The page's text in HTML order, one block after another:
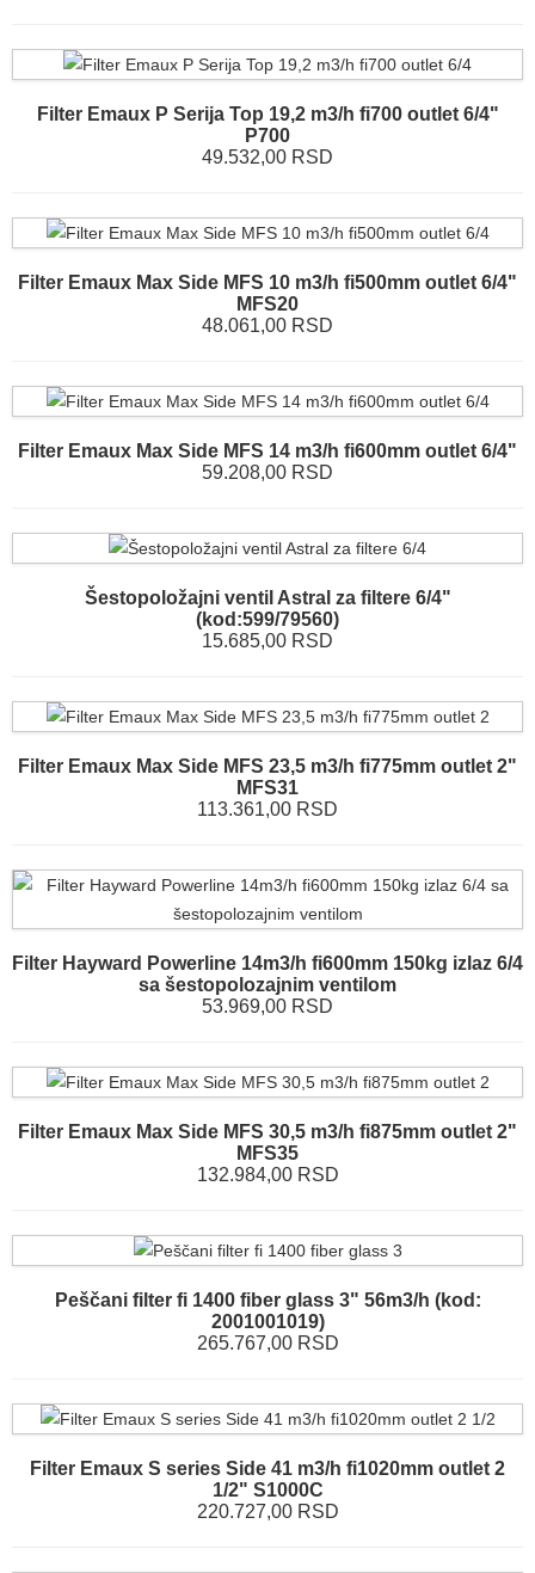
Filter Emaux P Serija Top 19,2 m3/h fi700 outlet 6/4"
P700
49.532,00 RSD
Filter Emaux Max Side MFS 10 m3/h fi500mm outlet 6/4"
MFS20
48.061,00 RSD
Filter Emaux Max Side MFS 14 m3/h fi600mm outlet 6/4"
59.208,00 RSD
Šestopoložajni ventil Astral za filtere 6/4"
(kod:599/79560)
15.685,00 RSD
Filter Emaux Max Side MFS 23,5 m3/h fi775mm outlet 2"
MFS31
113.361,00 RSD
Filter Hayward Powerline 14m3/h fi600mm 150kg izlaz 6/4
sa šestopolozajnim ventilom
53.969,00 RSD
Filter Emaux Max Side MFS 30,5 m3/h fi875mm outlet 2"
MFS35
132.984,00 RSD
Peščani filter fi 1400 fiber glass 3" 56m3/h (kod:
2001001019)
265.767,00 RSD
Filter Emaux S series Side 41 m3/h fi1020mm outlet 2
1/2" S1000C
220.727,00 RSD